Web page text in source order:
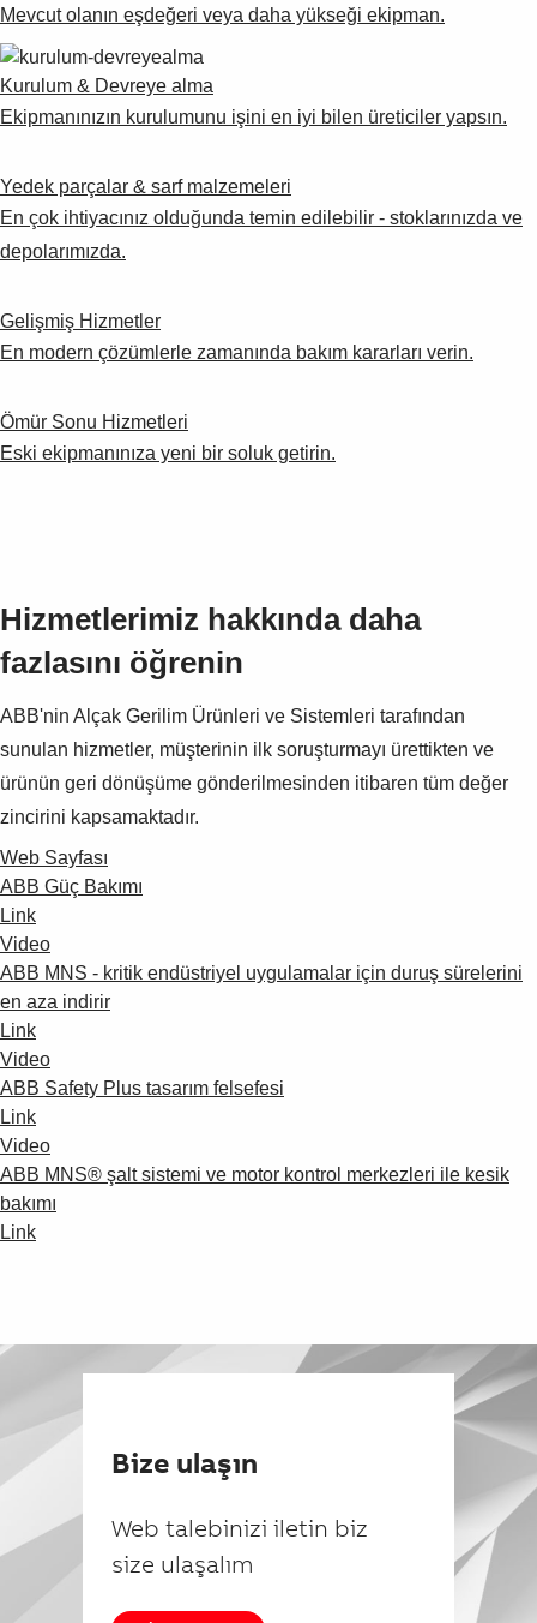
Mevcut olanın eşdeğeri veya daha yükseği ekipman.
Kurulum & Devreye alma
Ekipmanınızın kurulumunu işini en iyi bilen üreticiler yapsın.
Yedek parçalar & sarf malzemeleri
En çok ihtiyacınız olduğunda temin edilebilir - stoklarınızda ve
depolarımızda.
Gelişmiş Hizmetler
En modern çözümlerle zamanında bakım kararları verin.
Ömür Sonu Hizmetleri
Eski ekipmanınıza yeni bir soluk getirin.
Hizmetlerimiz hakkında daha
fazlasını öğrenin
ABB'nin Alçak Gerilim Ürünleri ve Sistemleri tarafından
sunulan hizmetler, müşterinin ilk soruşturmayı ürettikten ve
ürünün geri dönüşüme gönderilmesinden itibaren tüm değer
zincirini kapsamaktadır.
Web Sayfası
ABB Güç Bakımı
Link
Video
ABB MNS - kritik endüstriyel uygulamalar için duruş sürelerini
en aza indirir
Link
Video
ABB Safety Plus tasarım felsefesi
Link
Video
ABB MNS® şalt sistemi ve motor kontrol merkezleri ile kesik
bakımı
Link
Bize ulaşın
Web talebinizi iletin biz
size ulaşalım